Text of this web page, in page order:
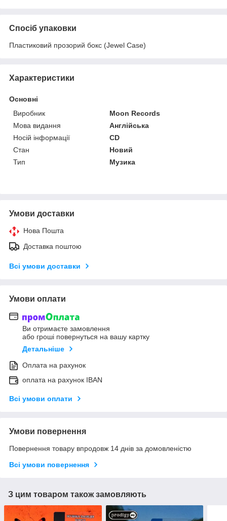
Спосіб упаковки
Пластиковий прозорий бокс (Jewel Case)
Характеристики
Основні
Виробник
Moon Records
Мова видання
Англійська
Носій інформації
CD
Стан
Новий
Тип
Музика
Умови доставки
Нова Пошта
Доставка поштою
Всі умови доставки
Умови оплати
Ви отримаєте замовлення
або гроші повернуться на вашу картку
Детальніше
Оплата на рахунок
оплата на рахунок IBAN
Всі умови оплати
Умови повернення
Повернення товару впродовж 14 днів за домовленістю
Всі умови повернення
З цим товаром також замовляють